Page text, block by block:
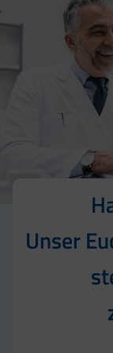
Unser